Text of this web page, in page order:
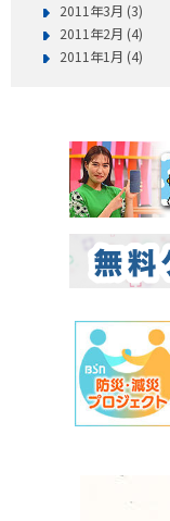
2011年3月 (3)
2011年2月 (4)
2011年1月 (4)